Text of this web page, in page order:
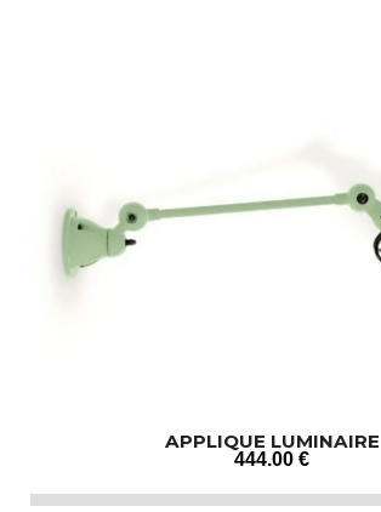
APPLIQUE LUMINAIRE
444.00 €